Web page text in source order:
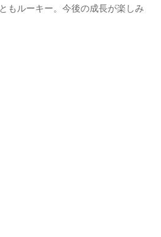
もルーキー。今後の成長が楽しみ